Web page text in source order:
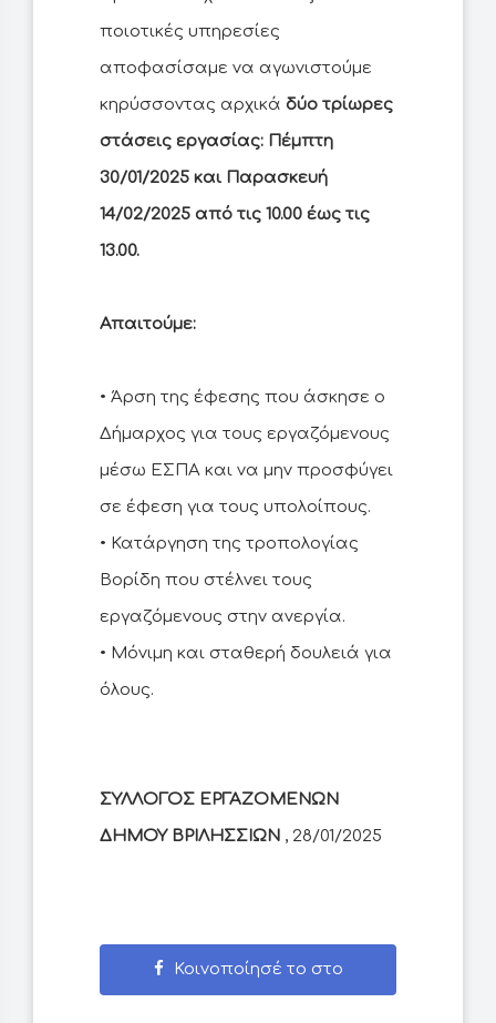
ποιοτικές υπηρεσίες
αποφασίσαμε να αγωνιστούμε
κηρύσσοντας αρχικά δύο τρίωρες
στάσεις εργασίας: Πέμπτη
30/01/2025 και Παρασκευή
14/02/2025 από τις 10.00 έως τις
13.00.
Απαιτούμε:
• Άρση της έφεσης που άσκησε ο
Δήμαρχος για τους εργαζόμενους
μέσω ΕΣΠΑ και να μην προσφύγει
σε έφεση για τους υπολοίπους.
• Κατάργηση της τροπολογίας
Βορίδη που στέλνει τους
εργαζόμενους στην ανεργία.
• Μόνιμη και σταθερή δουλειά για
όλους.
ΣΥΛΛΟΓΟΣ ΕΡΓΑΖΟΜΕΝΩΝ
ΔΗΜΟΥ ΒΡΙΛΗΣΣΙΩΝ , 28/01/2025
Κοινοποίησέ το στο